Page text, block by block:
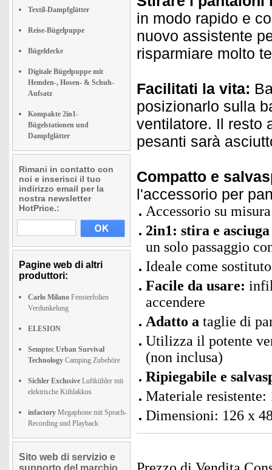
Textil-Dampfglätter
Reise-Bügelpuppe
Bügeldecke
Digitale Bügelpuppe mit
Hemden-, Hosen- & Schuh-
Aufsatz
Kompakte 2in1-
Bügelstationen und
Dampfglätter
Rimani in contatto con
noi e inserisci il tuo
indirizzo email per la
nostra newsletter
HotPrice.:
Pagine web di altri
produttori:
Carlo Milano Fensterfolien
Verdunkelung
ELESION
Semptec Urban Survival
Technology Camping Zubehöre
Sichler Exclusive Luftkühler mit
elektrische Kühlakkus
infactory Megaphone mit Sprach-
Recording und Playback
Sito web di servizio e
supporto del marchio
in modo rapido e
nuovo assistente
risparmiare molto
Facilitati la vita:
posizionarlo sulla
ventilatore. Il resto
pesanti sarà
Compatto e
l'accessorio per
Accessorio su
2in1: stira e
un solo passaggio
Ideale come
Facile da usare:
accendere
Adatto a taglie di
Utilizza il potente
(non inclusa)
Ripiegabile e
Materiale
Dimensioni: 126 x